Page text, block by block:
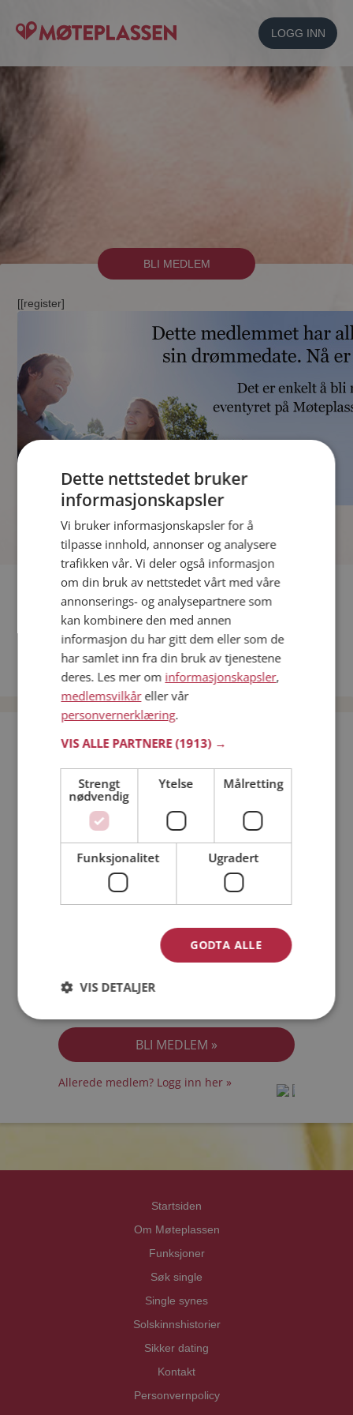
LOGG INN
BLI MEDLEM
[[register]
Fler single
Date menn i Norge
Date kvinner i Norge
Bli medlem gratis!
Jeg er en: Mann Kvinne
Min alder:
Jeg akseptererMedlemsvilkårene
Allerede medlem? Logg inn her »
Startsiden
Om Møteplassen
Funksjoner
Søk single
Single synes
Solskinnshistorier
Sikker dating
Kontakt
Personvernpolicy
Dette nettstedet bruker
informasjonskapsler
Vi bruker informasjonskapsler for å
tilpasse innhold, annonser og analysere
trafikken vår. Vi deler også informasjon
om din bruk av nettstedet vårt med våre
annonserings- og analysepartnere som
kan kombinere den med annen
informasjon du har gitt dem eller som de
har samlet inn fra din bruk av tjenestene
deres. Les mer om informasjonskapsler,
medlemsvilkåreller vår
personvernerklæring.
VIS ALLE PARTNERE(1913) →
Strengt
nødvendig
Ytelse Målretting
Funksjonalitet Ugradert
GODTA ALLE
VIS DETALJER